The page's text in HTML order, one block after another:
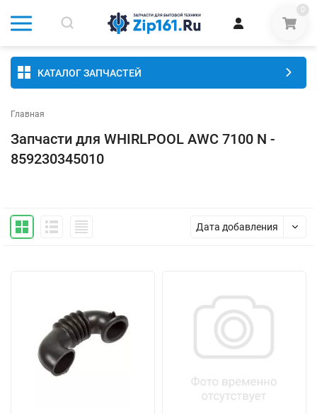
0
КАТАЛОГ ЗАПЧАСТЕЙ
Главная
Запчасти для WHIRLPOOL AWC 7100 N -
859230345010
Дата добавления